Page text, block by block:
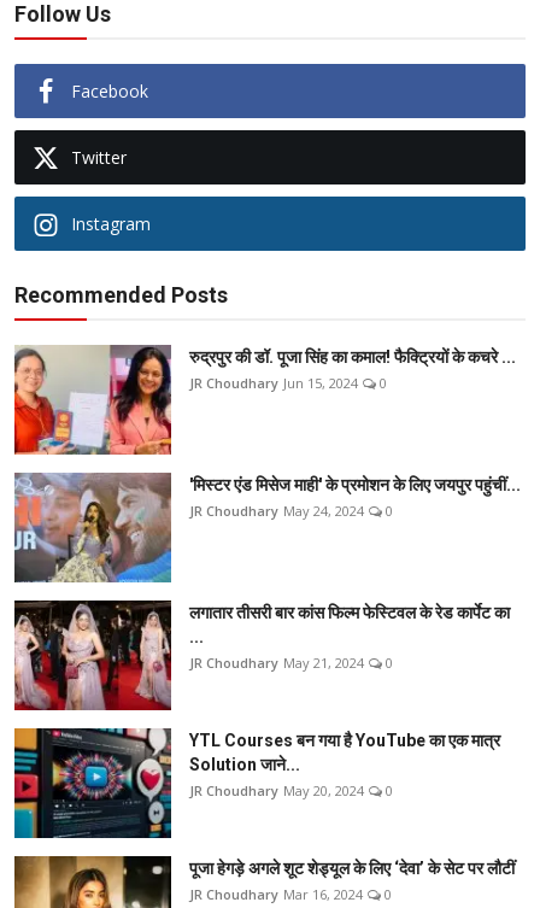
Follow Us
Facebook
Twitter
Instagram
Recommended Posts
रुद्रपुर की डॉ. पूजा सिंह का कमाल! फैक्ट्रियों के कचरे ...
JR Choudhary Jun 15, 2024 0
'मिस्टर एंड मिसेज माही' के प्रमोशन के लिए जयपुर पहुंचीं...
JR Choudhary May 24, 2024 0
लगातार तीसरी बार कांस फिल्म फेस्टिवल के रेड कार्पेट का
...
JR Choudhary May 21, 2024 0
YTL Courses बन गया है YouTube का एक मात्र
Solution जाने...
JR Choudhary May 20, 2024 0
पूजा हेगड़े अगले शूट शेड्यूल के लिए ‘देवा’ के सेट पर लौटीं
JR Choudhary Mar 16, 2024 0